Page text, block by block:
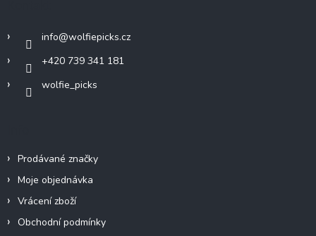
info@wolfiepicks.cz
+420 739 341 181
wolfie_picks
Prodávané značky
Moje objednávka
Vrácení zboží
Obchodní podmínky